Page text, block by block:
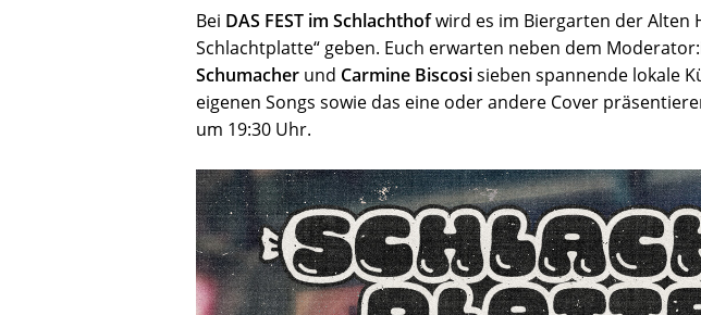
Bei DAS FEST im Schlachthofwird es im Biergarten der Alten
Schlachtplatte“ geben. Euch erwarten neben dem
Schumacher und Carmine Biscosisieben spannende lokale
eigenen Songs sowie das eine oder andere Cover
um 19:30 Uhr.